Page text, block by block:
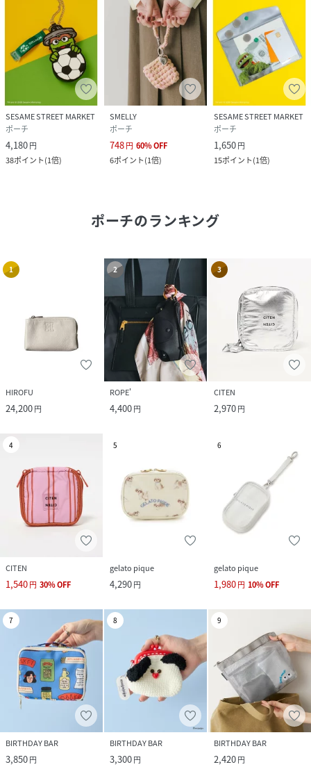
SESAME STREET MARKET
ポーチ
4,180円
38ポイント(1倍)
SMELLY
ポーチ
748円 60%OFF
6ポイント(1倍)
SESAME STREET MARKET
ポーチ
1,650円
15ポイント(1倍)
ポーチのランキング
1
HIROFU
24,200円
2
ROPE'
4,400円
3
CITEN
2,970円
4
CITEN
1,540円 30%OFF
5
gelato pique
4,290円
6
gelato pique
1,980円 10%OFF
7
BIRTHDAY BAR
3,850円
8
BIRTHDAY BAR
3,300円
9
BIRTHDAY BAR
2,420円